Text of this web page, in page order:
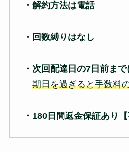
・解約方法は電話
・回数縛りはなし
・次回配達日の7日前ま
期日を過ぎると手数料
・180日間返金保証あり【